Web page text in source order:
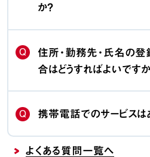
か？
Q
住所・勤務先・氏名の登
合はどうすればよいですか
Q 携帯電話でのサービスは
よくある質問一覧へ